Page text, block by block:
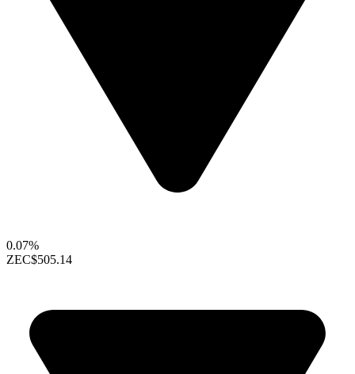
0.07%
ZEC$505.14